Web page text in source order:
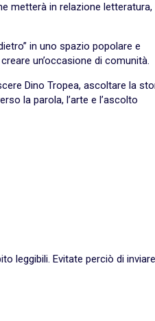
metterà in relazione letteratura,
in uno spazio popolare e
un’occasione di comunità.
Dino Tropea, ascoltare la
la parola, l’arte e l’ascolto
leggibili. Evitate perciò di